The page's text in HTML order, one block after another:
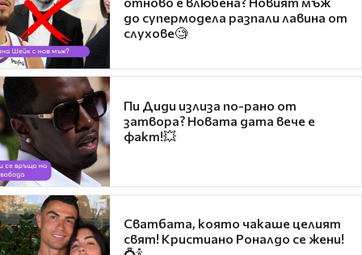
до супермодела разпали лавина от
слухове🧐
Пи Диди излиза по-рано от
затвора? Новата дата вече е
факт!💥
Сватбата, която чакаше целият
свят! Кристиано Роналдо се жени!